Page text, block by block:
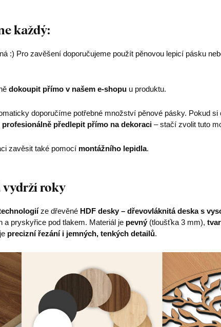
každý:
:) Pro zavěšení doporučujeme použít pěnovou lepicí pásku
dokoupit přímo v našem e-shopu u produktu.
doporučíme potřebné množství pěnové pásky. Pokud si
profesionálně předlepit přímo na dekoraci – stačí zvolit tuto
zavěsit také pomocí montážního lepidla.
vydrží roky
ze dřevěné HDF desky – dřevovláknitá deska s
pryskyřice pod tlakem. Materiál je pevný (tloušťka 3 mm),
precizní řezání i jemných, tenkých detailů.